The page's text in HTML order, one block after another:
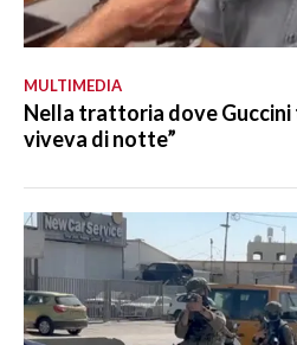
MULTIMEDIA
Nella trattoria dove Guccini
viveva di notte”